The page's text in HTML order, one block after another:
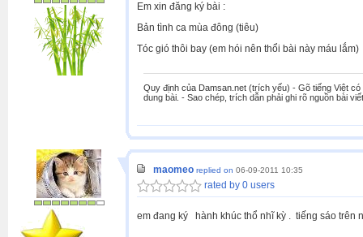
Em xin đăng ký bài :
Bản tình ca mùa đông (tiêu)
Tóc gió thôi bay (em hói nên thổi bài này máu lắm)
Quy định của Damsan.net (trích yếu) - Gõ tiếng Việt
dung bài. - Sao chép, trích dẫn phải ghi rõ nguồn bài
maomeo replied on 06-09-2011 10:35
rated by 0 users
em đang ký hành khúc thổ nhĩ kỳ . tiếng sáo trên